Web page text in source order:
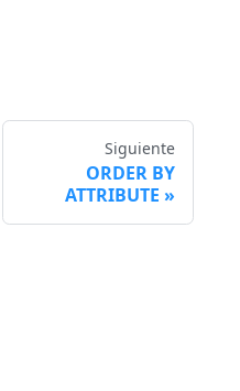
Siguiente
ORDER BY
ATTRIBUTE